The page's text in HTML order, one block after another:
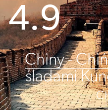
4.9
Chiny -
śladami